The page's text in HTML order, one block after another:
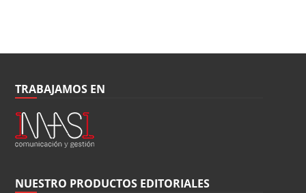
TRABAJAMOS EN
NUESTRO PRODUCTOS EDITORIALES